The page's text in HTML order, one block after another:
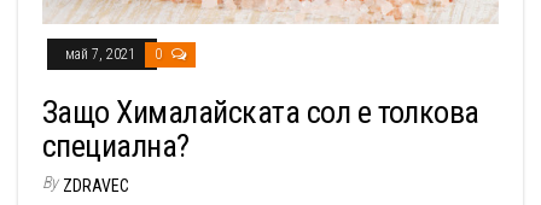
май 7, 2021 0
Защо Хималайската сол е толкова
специална?
By ZDRAVEC